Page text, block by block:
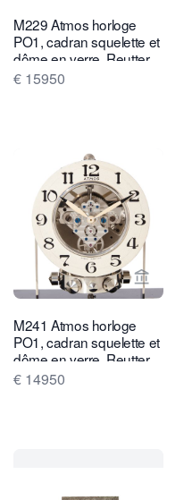
M229 Atmos horloge
PO1, cadran squelette et
dôme en verre, Reutter
n° 3200, France vers
€ 15950
vendeur de Van BrugVoir la
M241 Atmos horloge
PO1, cadran squelette et
dôme en verre, Reutter
n° 3757, France vers
€ 14950